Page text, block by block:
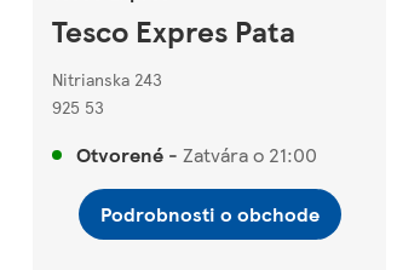
Tesco Expres Pata
Nitrianska 243
925 53
Otvorené - Zatvára o 21:00
Podrobnosti o obchode